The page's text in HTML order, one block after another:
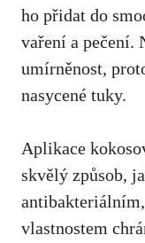
‌ho⁢ přidat do
vaření a pečení.
umírněnost,
nasycené ⁤tuky.
Aplikace
skvělý ⁤způsob,
⁤vlastnostem